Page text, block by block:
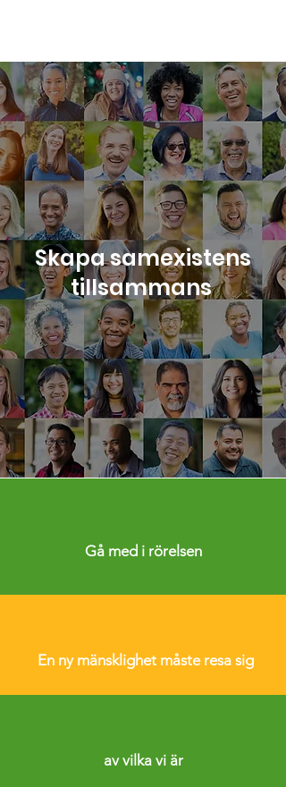
Nya Löften om
Mänsklighet
Skapa samexistens
tillsammans
Gå med i rörelsen
En ny mänsklighet måste resa sig
av vilka vi är